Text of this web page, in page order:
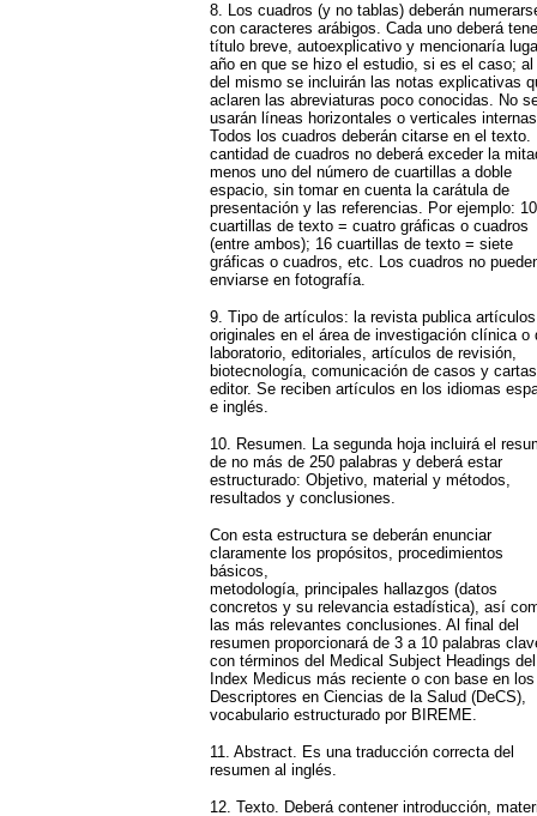
8. Los cuadros (y no tablas) deberán
con caracteres arábigos. Cada uno deberá
título breve, autoexplicativo y mencionaría
año en que se hizo el estudio, si es el caso; al
del mismo se incluirán las notas explicativas
aclaren las abreviaturas poco conocidas. No
usarán líneas horizontales o verticales
Todos los cuadros deberán citarse en el texto.
cantidad de cuadros no deberá exceder la
menos uno del número de cuartillas a doble
espacio, sin tomar en cuenta la carátula de
presentación y las referencias. Por ejemplo: 10
cuartillas de texto = cuatro gráficas o cuadros
(entre ambos); 16 cuartillas de texto = siete
gráficas o cuadros, etc. Los cuadros no
enviarse en fotografía.
9. Tipo de artículos: la revista publica artículos
originales en el área de investigación clínica o
laboratorio, editoriales, artículos de revisión,
biotecnología, comunicación de casos y
editor. Se reciben artículos en los idiomas
e inglés.
10. Resumen. La segunda hoja incluirá el
de no más de 250 palabras y deberá estar
estructurado: Objetivo, material y métodos,
resultados y conclusiones.
Con esta estructura se deberán enunciar
claramente los propósitos, procedimientos
básicos,
metodología, principales hallazgos (datos
concretos y su relevancia estadística), así
las más relevantes conclusiones. Al final del
resumen proporcionará de 3 a 10 palabras
con términos del Medical Subject Headings del
Index Medicus más reciente o con base en los
Descriptores en Ciencias de la Salud (DeCS),
vocabulario estructurado por BIREME.
11. Abstract. Es una traducción correcta del
resumen al inglés.
12. Texto. Deberá contener introducción,